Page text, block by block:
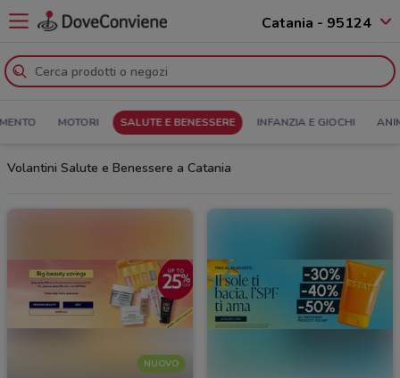
Catania - 95124
MOTORI SALUTE E BENESSERE INFANZIA E GIOCHI
Volantini Salute e Benessere a Catania
NUOVO